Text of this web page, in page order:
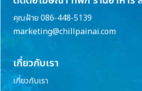
คุณฝ้าย 086-448-5139
marketing@chillpainai.com
เกี่ยวกับเรา
เกี่ยวกับเรา